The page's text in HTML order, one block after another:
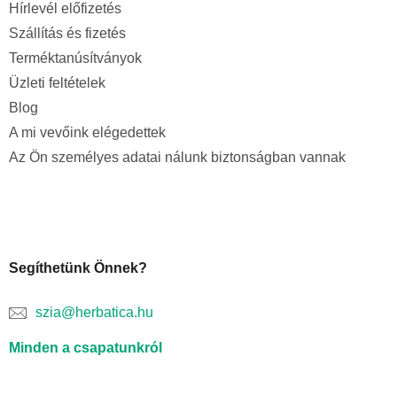
Hírlevél előfizetés
Szállítás és fizetés
Terméktanúsítványok
Üzleti feltételek
Blog
A mi vevőink elégedettek
Az Ön személyes adatai nálunk biztonságban vannak
Segíthetünk Önnek?
szia@herbatica.hu
Minden a csapatunkról